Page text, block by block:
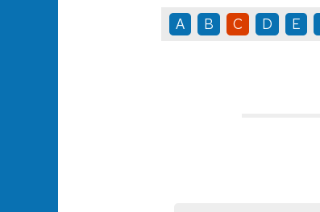
A B C D E